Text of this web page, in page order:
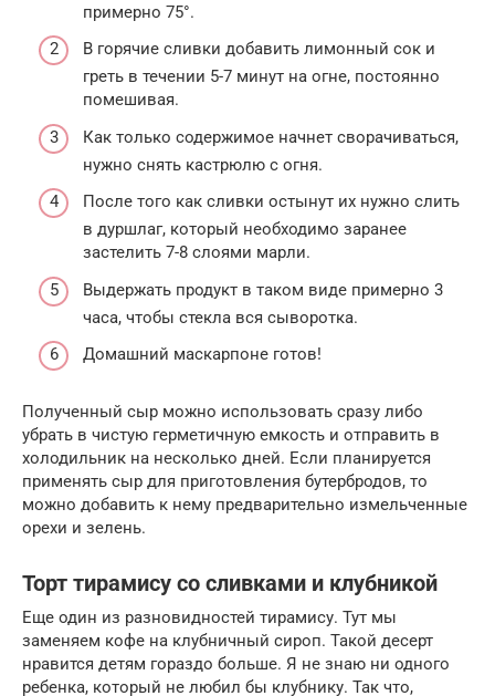
примерно 75°.
В горячие сливки добавить лимонный сок и
греть в течении 5-7 минут на огне, постоянно
помешивая.
Как только содержимое начнет сворачиваться,
нужно снять кастрюлю с огня.
После того как сливки остынут их нужно слить
в дуршлаг, который необходимо заранее
застелить 7-8 слоями марли.
Выдержать продукт в таком виде примерно 3
часа, чтобы стекла вся сыворотка.
Домашний маскарпоне готов!
Полученный сыр можно использовать сразу либо
убрать в чистую герметичную емкость и отправить в
холодильник на несколько дней. Если планируется
применять сыр для приготовления бутербродов, то
можно добавить к нему предварительно измельченные
орехи и зелень.
Торт тирамису со сливками и клубникой
Еще один из разновидностей тирамису. Тут мы
заменяем кофе на клубничный сироп. Такой десерт
нравится детям гораздо больше. Я не знаю ни одного
ребенка, который не любил бы клубнику. Так что,